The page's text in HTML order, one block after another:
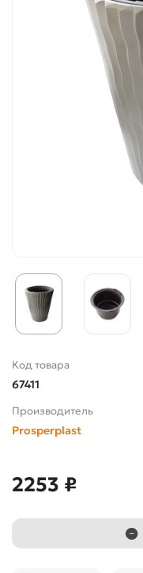
Код товара
67411
Производитель
Prosperplast
2253 ₽